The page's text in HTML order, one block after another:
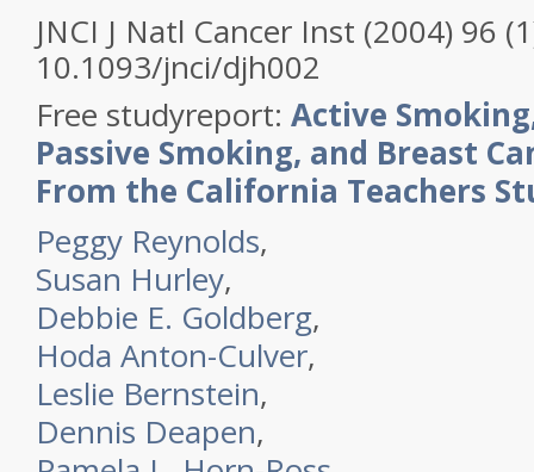
JNCI J Natl Cancer Inst (2004) 96
10.1093/jnci/djh002
Free studyreport: Active
Passive Smoking, and Breast
From the California Teachers
Peggy Reynolds,
Susan Hurley,
Debbie E. Goldberg,
Hoda Anton-Culver,
Leslie Bernstein,
Dennis Deapen,